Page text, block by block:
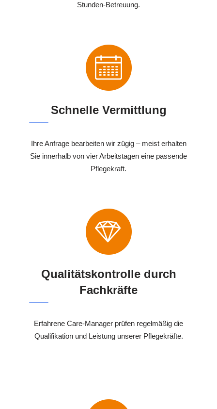
Stunden-Betreuung.
Schnelle Vermittlung
Ihre Anfrage bearbeiten wir zügig – meist erhalten
Sie innerhalb von vier Arbeitstagen eine passende
Pflegekraft.
Qualitätskontrolle durch
Fachkräfte
Erfahrene Care-Manager prüfen regelmäßig die
Qualifikation und Leistung unserer Pflegekräfte.